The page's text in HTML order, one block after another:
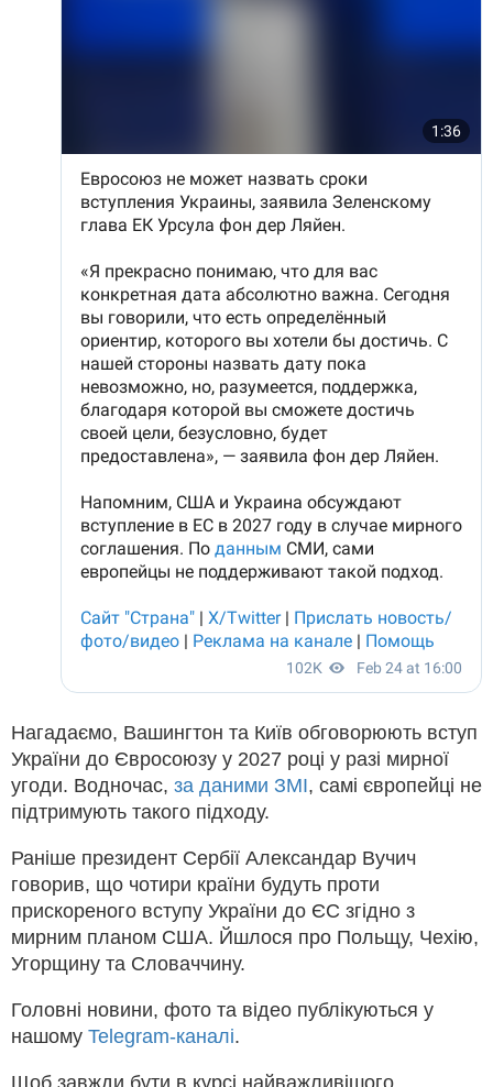
Нагадаємо, Вашингтон та Київ обговорюють вступ
України до Євросоюзу у 2027 році у разі мирної
угоди. Водночас, за даними ЗМІ, самі європейці не
підтримують такого підходу.
Раніше президент Сербії Александар Вучич
говорив, що чотири країни будуть проти
прискореного вступу України до ЄС згідно з
мирним планом США. Йшлося про Польщу, Чехію,
Угорщину та Словаччину.
Головні новини, фото та відео публікуються у
нашому Telegram-каналі.
Щоб завжди бути в курсі найважливішого,